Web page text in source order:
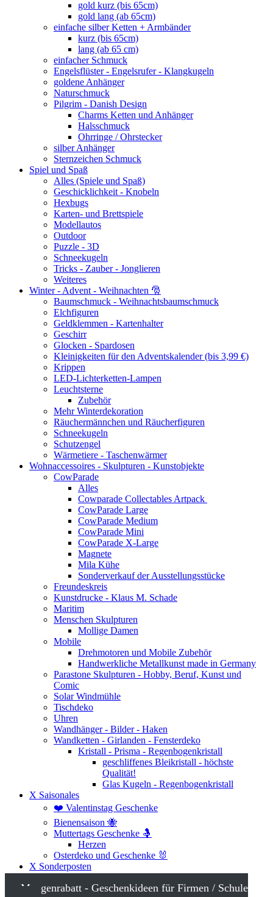
gold kurz (bis 65cm)
gold lang (ab 65cm)
einfache silber Ketten + Armbänder
kurz (bis 65cm)
lang (ab 65 cm)
einfacher Schmuck
Engelsflüster - Engelsrufer - Klangkugeln
goldene Anhänger
Naturschmuck
Pilgrim - Danish Design
Charms Ketten und Anhänger
Halsschmuck
Ohrringe / Ohrstecker
silber Anhänger
Sternzeichen Schmuck
Spiel und Spaß
Alles (Spiele und Spaß)
Geschicklichkeit - Knobeln
Hexbugs
Karten- und Brettspiele
Modellautos
Outdoor
Puzzle - 3D
Schneekugeln
Tricks - Zauber - Jonglieren
Weiteres
Winter - Advent - Weihnachten 🎅
Baumschmuck - Weihnachtsbaumschmuck
Elchfiguren
Geldklemmen - Kartenhalter
Geschirr
Glocken - Spardosen
Kleinigkeiten für den Adventskalender (bis 3,99 €)
Krippen
LED-Lichterketten-Lampen
Leuchtsterne
Zubehör
Mehr Winterdekoration
Räuchermännchen und Räucherfiguren
Schneekugeln
Schutzengel
Wärmetiere - Taschenwärmer
Wohnaccessoires - Skulpturen - Kunstobjekte
CowParade
Alles
Cowparade Collectables Artpack
CowParade Large
CowParade Medium
CowParade Mini
CowParade X-Large
Magnete
Mila Kühe
Sonderverkauf der Ausstellungsstücke
Freundeskreis
Kunstdrucke - Klaus M. Schade
Maritim
Menschen Skulpturen
Mollige Damen
Mobile
Drehmotoren und Mobile Zubehör
Handwerkliche Metallkunst made in Germany
Parastone Skulpturen - Hobby, Beruf, Kunst und
Comic
Solar Windmühle
Tischdeko
Uhren
Wandhänger - Bilder - Haken
Wandketten - Girlanden - Fensterdeko
Kristall - Prisma - Regenbogenkristall
geschliffenes Bleikristall - höchste
Qualität!
Glas Kugeln - Regenbogenkristall
X Saisonales
❤️ Valentinstag Geschenke
Bienensaison 🐝
Muttertags Geschenke 🤱
Herzen
Osterdeko und Geschenke 🐰
X Sonderposten
Mengenrabatt - Geschenkideen für Firmen / Schule